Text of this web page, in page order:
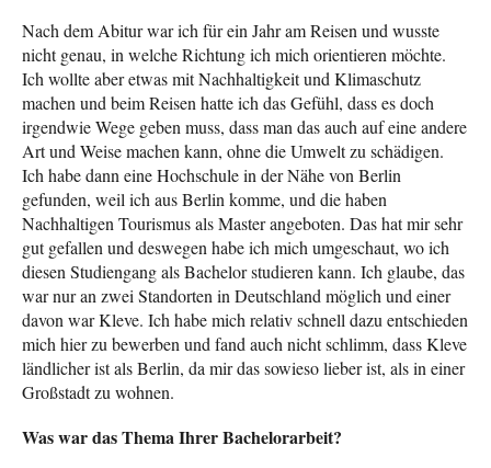
Nach dem Abitur war ich für ein Jahr am Reisen und wusste
nicht genau, in welche Richtung ich mich orientieren möchte.
Ich wollte aber etwas mit Nachhaltigkeit und Klimaschutz
machen und beim Reisen hatte ich das Gefühl, dass es doch
irgendwie Wege geben muss, dass man das auch auf eine andere
Art und Weise machen kann, ohne die Umwelt zu schädigen.
Ich habe dann eine Hochschule in der Nähe von Berlin
gefunden, weil ich aus Berlin komme, und die haben
Nachhaltigen Tourismus als Master angeboten. Das hat mir sehr
gut gefallen und deswegen habe ich mich umgeschaut, wo ich
diesen Studiengang als Bachelor studieren kann. Ich glaube, das
war nur an zwei Standorten in Deutschland möglich und einer
davon war Kleve. Ich habe mich relativ schnell dazu entschieden
mich hier zu bewerben und fand auch nicht schlimm, dass Kleve
ländlicher ist als Berlin, da mir das sowieso lieber ist, als in einer
Großstadt zu wohnen.
Was war das Thema Ihrer Bachelorarbeit?